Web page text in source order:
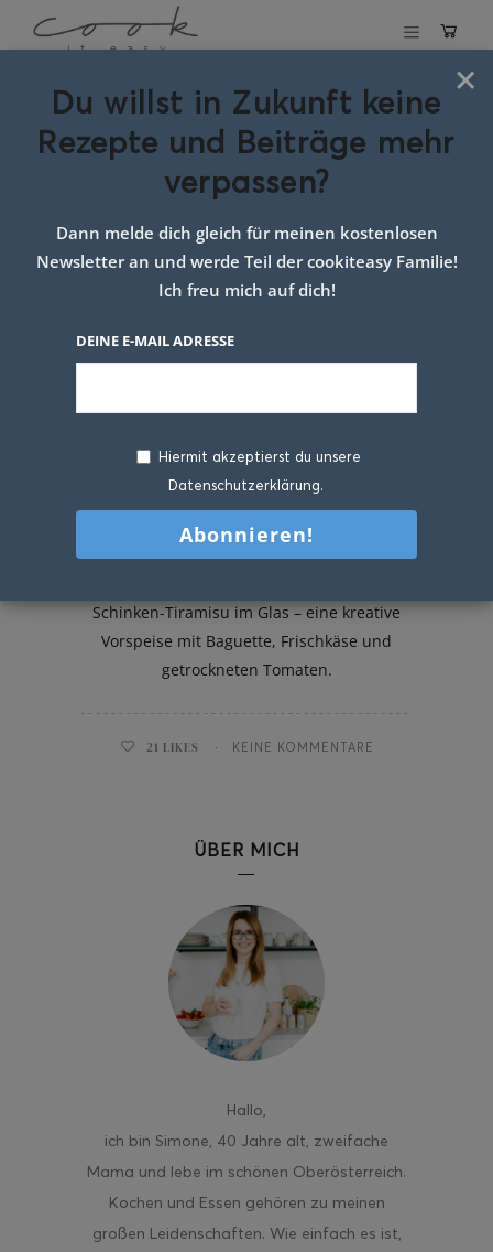
Schlagwort:
tomaten im glas
Schinken Tiramisu im Glas
Schinken-Tiramisu im Glas – eine kreative
Vorspeise mit Baguette, Frischkäse und
getrockneten Tomaten.
21 LIKES KEINE KOMMENTARE
ÜBER MICH
Hallo,
ich bin Simone, 40 Jahre alt, zweifache
Mama und lebe im schönen Oberösterreich.
Kochen und Essen gehören zu meinen
großen Leidenschaften. Wie einfach es ist,
×
Du willst in Zukunft keine
Rezepte und Beiträge mehr
verpassen?
Dann melde dich gleich für meinen kostenlosen
Newsletter an und werde Teil der cookiteasy Familie!
Ich freu mich auf dich!
DEINE E-MAIL ADRESSE
Hiermit akzeptierst du unsere
Datenschutzerklärung.